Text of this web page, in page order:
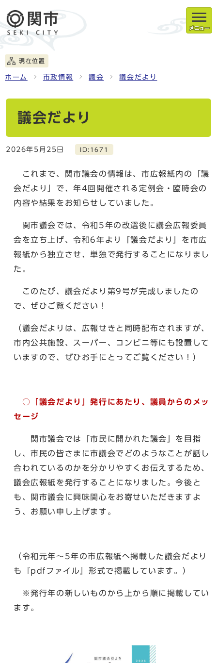
メニュー
現在位置
ホーム 市政情報 議会 議会だより
議会だより
2026年5月25日 ID:1671
これまで、関市議会の情報は、市広報紙内の「議
会だより」で、年4回開催される定例会・臨時会の
内容や結果をお知らせしていました。
関市議会では、令和5年の改選後に議会広報委員
会を立ち上げ、令和6年より「議会だより」を市広
報紙から独立させ、単独で発行することになりまし
た。
このたび、議会だより第9号が完成しましたの
で、ぜひご覧ください！
（議会だよりは、広報せきと同時配布されますが、
市内公共施設、スーパー、コンビニ等にも設置して
いますので、ぜひお手にとってご覧ください！）
○「議会だより」発行にあたり、議員からのメッ
セージ
関市議会では「市民に開かれた議会」を目指
し、市民の皆さまに市議会でどのようなことが話し
合われているのかを分かりやすくお伝えするため、
議会広報紙を発行することになりました。今後と
も、関市議会に興味関心をお寄せいただきますよ
う、お願い申し上げます。
（令和元年〜5年の市広報紙へ掲載した議会だより
も『pdfファイル』形式で掲載しています。）
※発行年の新しいものから上から順に掲載してい
ます。